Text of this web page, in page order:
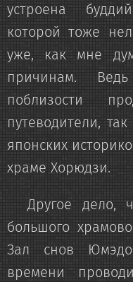
устроена
которой тоже
уже, как мне
причинам.
поблизости
путеводители,
японских
храме Хорюдзи.
Другое дело,
большого
Зал снов
времени